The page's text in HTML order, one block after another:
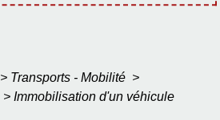
> Transports - Mobilité >
> Immobilisation d'un véhicule